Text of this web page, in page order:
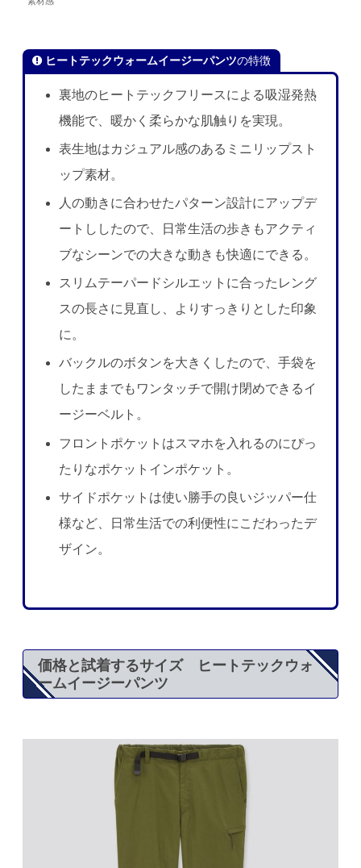
ヒートテックウォームイージーパンツの特徴
裏地のヒートテックフリースによる吸湿発熱
機能で、暖かく柔らかな肌触りを実現。
表生地はカジュアル感のあるミニリップスト
ップ素材。
人の動きに合わせたパターン設計にアップデ
ートししたので、日常生活の歩きもアクティ
ブなシーンでの大きな動きも快適にできる。
スリムテーパードシルエットに合ったレング
スの長さに見直し、よりすっきりとした印象
に。
バックルのボタンを大きくしたので、手袋を
したままでもワンタッチで開け閉めできるイ
ージーベルト。
フロントポケットはスマホを入れるのにぴっ
たりなポケットインポケット。
サイドポケットは使い勝手の良いジッパー仕
様など、日常生活での利便性にこだわったデ
ザイン。
価格と試着するサイズ ヒートテックウォ
ームイージーパンツ